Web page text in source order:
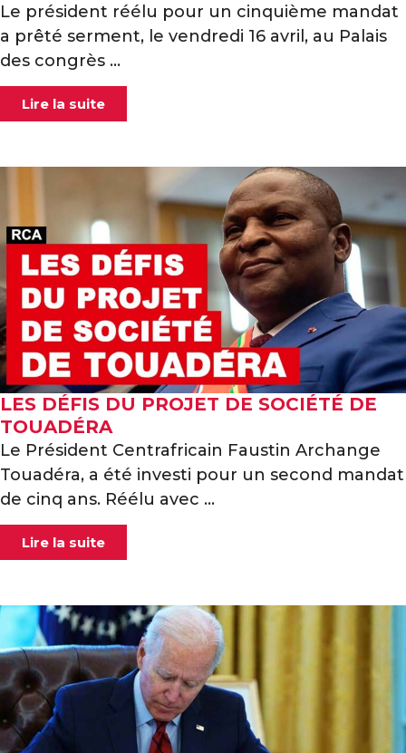
Le président réélu pour un cinquième mandat
a prêté serment, le vendredi 16 avril, au Palais
des congrès ...
Lire la suite
LES DÉFIS DU PROJET DE SOCIÉTÉ DE
TOUADÉRA
Le Président Centrafricain Faustin Archange
Touadéra, a été investi pour un second mandat
de cinq ans. Réélu avec ...
Lire la suite